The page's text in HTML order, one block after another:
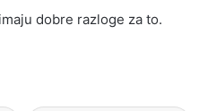
dobre razloge za to.